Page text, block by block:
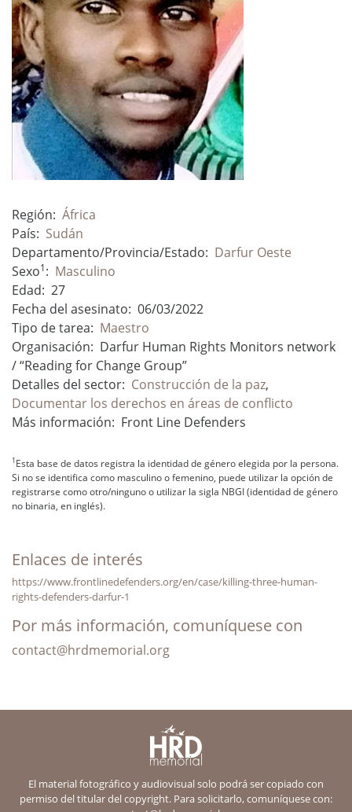
Región: África
País: Sudán
Departamento/Provincia/Estado: Darfur Oeste
Sexo1: Masculino
Edad: 27
Fecha del asesinato: 06/03/2022
Tipo de tarea: Maestro
Organisación: Darfur Human Rights Monitors network
/ “Reading for Change Group”
Detalles del sector: Construcción de la paz,
Documentar los derechos en áreas de conflicto
Más información: Front Line Defenders
1Esta base de datos registra la identidad de género elegida por la persona.
Si no se identifica como masculino o femenino, puede utilizar la opción de
registrarse como otro/ninguno o utilizar la sigla NBGI (identidad de género
no binaria, en inglés).
Enlaces de interés
https://www.frontlinedefenders.org/en/case/killing-three-human-
rights-defenders-darfur-1
Por más información, comuníquese con
contact@hrdmemorial.org
El material fotográfico y audiovisual solo podrá ser copiado con
permiso del titular del copyright. Para solicitarlo, comuníquese con: